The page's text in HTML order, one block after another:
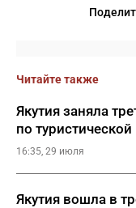
Читайте также
Якутия заняла
по
16:35, 29 июля
Якутия вошла в